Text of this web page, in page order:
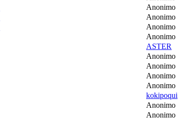
Anonimo
Anonimo
Anonimo
Anonimo
ASTER
Anonimo
Anonimo
Anonimo
Anonimo
kokipoqui
Anonimo
Anonimo